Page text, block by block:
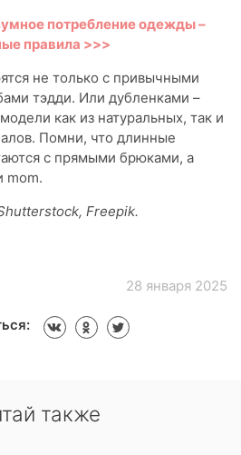
потребление одежды –
правила >>>
не только с привычными
тэдди. Или дубленками –
как из натуральных, так и
Помни, что длинные
с прямыми брюками, а
mom.
Freepik.
28 января 2025
также